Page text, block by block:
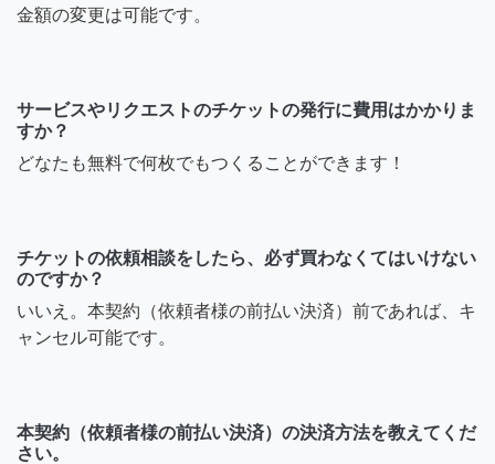
金額の変更は可能です。
サービスやリクエストのチケットの発行に費用はかかりま
すか？
どなたも無料で何枚でもつくることができます！
チケットの依頼相談をしたら、必ず買わなくてはいけない
のですか？
いいえ。本契約（依頼者様の前払い決済）前であれば、キ
ャンセル可能です。
本契約（依頼者様の前払い決済）の決済方法を教えてくだ
さい。